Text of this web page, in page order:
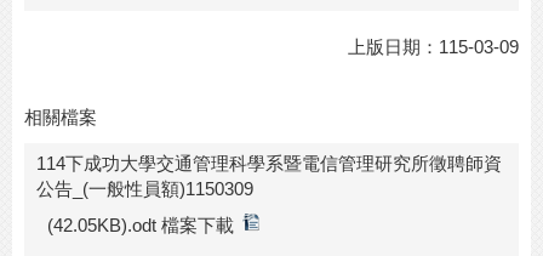
上版日期：115-03-09
相關檔案
114下成功大學交通管理科學系暨電信管理研究所徵聘師資
公告_(一般性員額)1150309
(42.05KB).odt 檔案下載